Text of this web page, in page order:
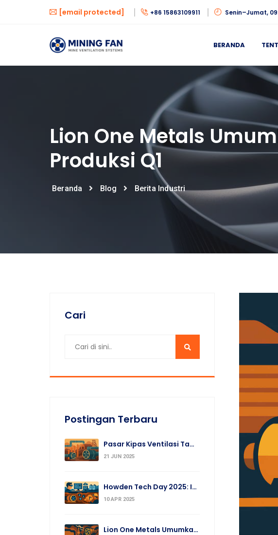
[email protected] +86 15863109911 Senin–Jumat,
BERANDA
Lion One Metals
Produksi Q1
Beranda Blog Berita Industri
Cari
Postingan Terbaru
Pasar Kipas Ventilasi Tambang Global Melonjak 2025
21 JUN 2025
Howden Tech Day 2025: Inovasi Teknologi Pertambangan
10 APR 2025
Lion One Metals Umumkan Upgrade Ventilasi & Produksi Q1